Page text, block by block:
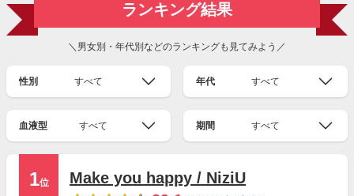
ランキング結果
＼男女別・年代別などのランキングも見てみよう／
性別 すべて 年代 すべて
血液型 すべて 期間 すべて
1位
Make you happy / NiziU